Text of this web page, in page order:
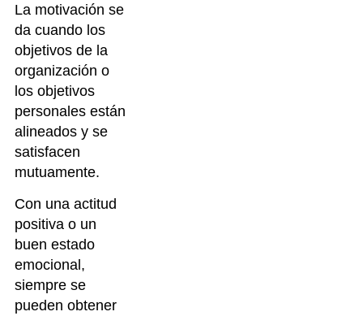
La motivación se
da cuando los
objetivos de la
organización o
los objetivos
personales están
alineados y se
satisfacen
mutuamente.
Con una actitud
positiva o un
buen estado
emocional,
siempre se
pueden obtener